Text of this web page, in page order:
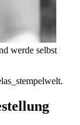
werde selbst